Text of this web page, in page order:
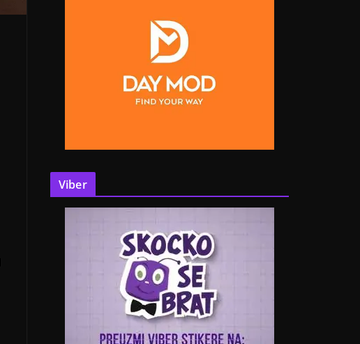
Viber